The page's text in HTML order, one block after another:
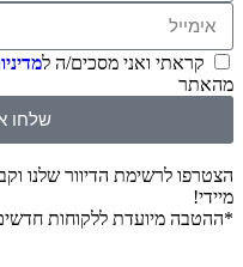
קראתי ואני מסכים/ה ל
מהאתר
שלחו
הצטרפו לרשימת הדיוור שלנו
מיידי!
*ההטבה מיועדת ללקוחות